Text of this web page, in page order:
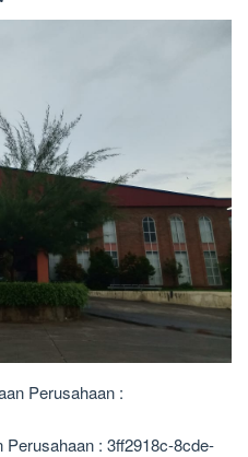
Perusahaan :
Perusahaan : 3ff2918c-8cde-